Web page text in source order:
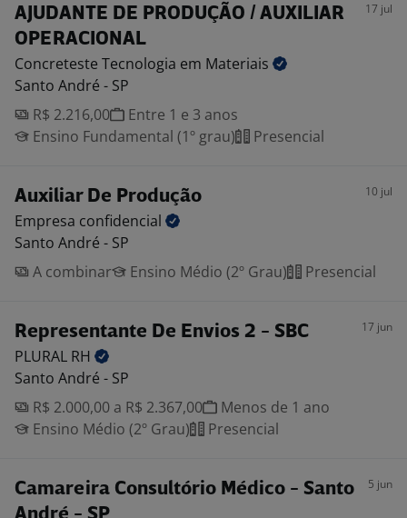
AJUDANTE DE PRODUÇÃO / AUXILIAR
OPERACIONAL
17 jul
Concreteste Tecnologia em Materiais
Santo André - SP
R$ 2.216,00
Entre 1 e 3 anos
Ensino Fundamental (1º grau)
Presencial
Auxiliar De Produção 10 jul
Empresa confidencial
Santo André - SP
A combinar
Ensino Médio (2º Grau) Presencial
Representante De Envios 2 - SBC 17 jun
PLURAL RH
Santo André - SP
R$ 2.000,00 a R$ 2.367,00
Menos de 1 ano
Ensino Médio (2º Grau)
Presencial
Camareira Consultório Médico - Santo
5 jun